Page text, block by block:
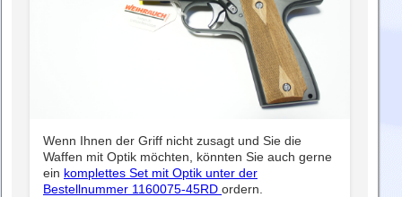
Wenn Ihnen der Griff nicht zusagt und Sie die
Waffen mit Optik möchten, könnten Sie auch gerne
ein komplettes Set mit Optik unter der
Bestellnummer 1160075-45RD ordern.